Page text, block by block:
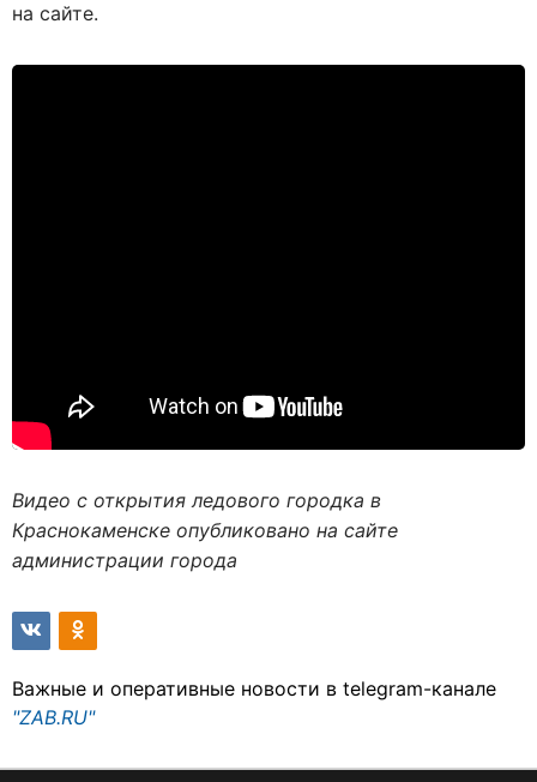
на сайте.
Видео с открытия ледового городка в
Краснокаменске опубликовано на сайте
администрации города
Важные и оперативные новости в telegram-канале
"ZAB.RU"